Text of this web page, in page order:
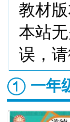
教材
本站
误，
一年